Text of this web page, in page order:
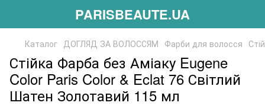
PARISBEAUTE.UA
Каталог ДОГЛЯД ЗА ВОЛОССЯМ Фарби для волосся
Стійка Фарба без Аміаку Eugene
Color Paris Color & Eclat 76 Світлий
Шатен Золотавий 115 мл